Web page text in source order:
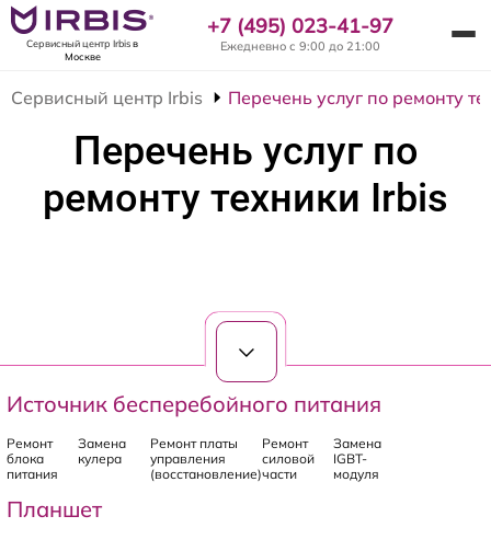
Сервисный центр Irbisв
Москве
+7 (495) 023-41-97
Ежедневно с 9:00 до 21:00
Сервисный центр Irbis Перечень услуг по ремонту
Перечень услуг по
ремонту техники Irbis
Источник бесперебойного питания
Ремонт
блока
питания
Замена
кулера
Ремонт платы
управления
(восстановление)
Ремонт
силовой
части
Замена
IGBT-
модуля
Планшет